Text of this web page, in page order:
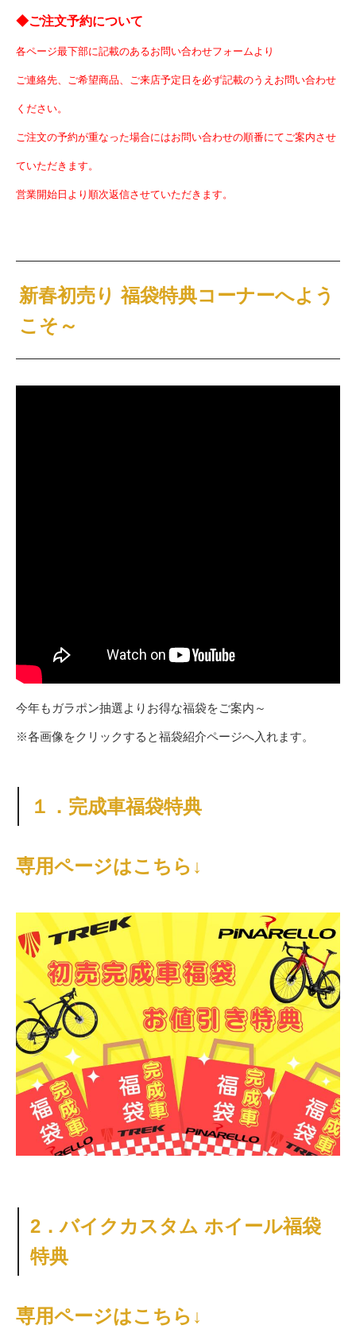
◆ご注文予約について
各ページ最下部に記載のあるお問い合わせフォームより
ご連絡先、ご希望商品、ご来店予定日を必ず記載のうえお問い合わせ
ください。
ご注文の予約が重なった場合にはお問い合わせの順番にてご案内させ
ていただきます。
営業開始日より順次返信させていただきます。
新春初売り 福袋特典コーナーへよう
こそ～
今年もガラポン抽選よりお得な福袋をご案内～
※各画像をクリックすると福袋紹介ページへ入れます。
１．完成車福袋特典
専用ページはこちら↓
2．バイクカスタム ホイール福袋
特典
専用ページはこちら↓